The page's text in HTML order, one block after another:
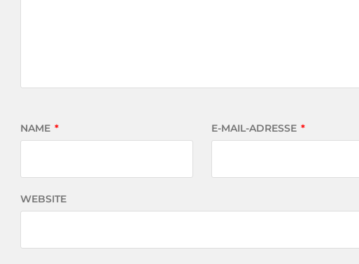
NAME * E-MAIL-ADRESSE *
WEBSITE